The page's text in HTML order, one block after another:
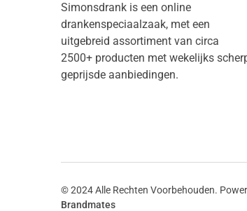
Simonsdrank is een online
drankenspeciaalzaak, met een
uitgebreid assortiment van circa
2500+ producten met wekelijks
geprijsde aanbiedingen.
© 2024 Alle Rechten Voorbehouden.
Brandmates